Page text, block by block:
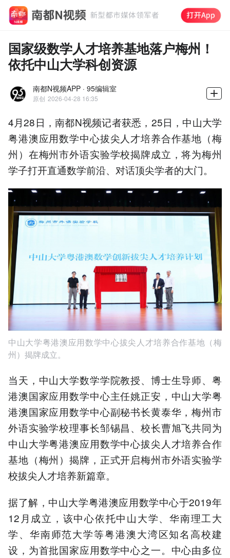
国家级数学人才培养基地落户梅州！
依托中山大学科创资源
南都N视频APP · 95编辑室
原创 2026-04-28 16:35
4月28日，南都N视频记者获悉，25日，中山大学
粤港澳应用数学中心拔尖人才培养合作基地（梅
州）在梅州市外语实验学校揭牌成立，将为梅州
学子打开直通数学前沿、对话顶尖学者的大门。
中山大学粤港澳应用数学中心拔尖人才培养合作基地（梅
州）揭牌成立。
当天，中山大学数学学院教授、博士生导师、粤
港澳国家应用数学中心主任姚正安，中山大学粤
港澳国家应用数学中心副秘书长黄泰华，梅州市
外语实验学校理事长邹锡昌、校长曹旭飞共同为
中山大学粤港澳应用数学中心拔尖人才培养合作
基地（梅州）揭牌，正式开启梅州市外语实验学
校拔尖人才培养新篇章。
据了解，中山大学粤港澳应用数学中心于2019年
12月成立，该中心依托中山大学、华南理工大
学、华南师范大学等粤港澳大湾区知名高校建
设，为首批国家应用数学中心之一。中心由多位